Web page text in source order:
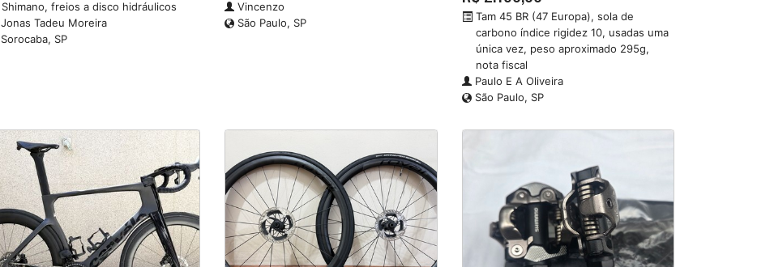
Shimano, freios a disco hidráulicos
Jonas Tadeu Moreira
Sorocaba, SP
Vincenzo
São Paulo, SP
Tam 45 BR (47 Europa), sola de
carbono índice rigidez 10, usadas uma
única vez, peso aproximado 295g,
nota fiscal
Paulo E A Oliveira
São Paulo, SP